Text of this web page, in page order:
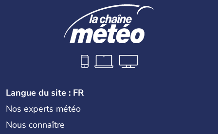
pays dont la langue est bien-sûr le hongrois et la
monnaie le forint. Sa capitale s'appelle Budapest.
L'industrie de la métallurgie s'est pendant longtemps
développée en Hongrie.
Langue du site : FR
Nos experts météo
Nous connaître